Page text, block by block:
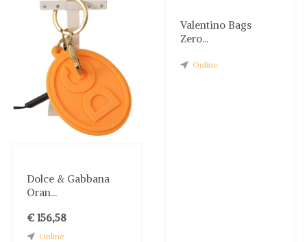
Dolce & Gabbana
Oran...
€ 156,58
Online
Valentino Bags
Zero...
Online